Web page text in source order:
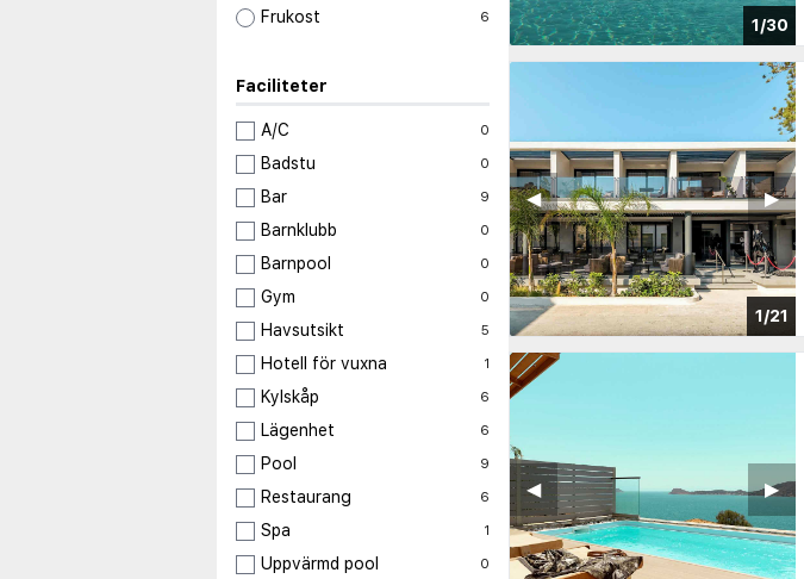
Frukost 6
Faciliteter
A/C 0
Badstu 0
Bar 9
Barnklubb 0
Barnpool 0
Gym 0
Havsutsikt 5
Hotell för vuxna 1
Kylskåp 6
Lägenhet 6
Pool 9
Restaurang 6
Spa 1
Uppvärmd pool 0
1/30
1/21
▶︎
◀︎
▶︎
◀︎